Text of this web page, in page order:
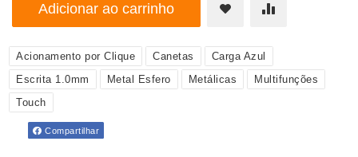
Adicionar ao carrinho
Acionamento por Clique Canetas
Carga Azul
Escrita 1.0mm
Metal Esfero Metálicas
Multifunções
Touch
Compartilhar